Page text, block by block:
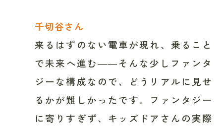
千切谷さん
来るはずのない電車が現れ、乗ること
で未来へ進む――そんな少しファンタ
ジーな構成なので、どうリアルに見せ
るかが難しかったです。ファンタジー
に寄りすぎず、キッズドアさんの実際